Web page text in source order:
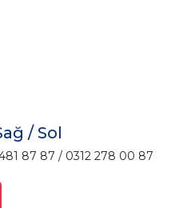
/ Sol
87 87 / 0312 278 00 87